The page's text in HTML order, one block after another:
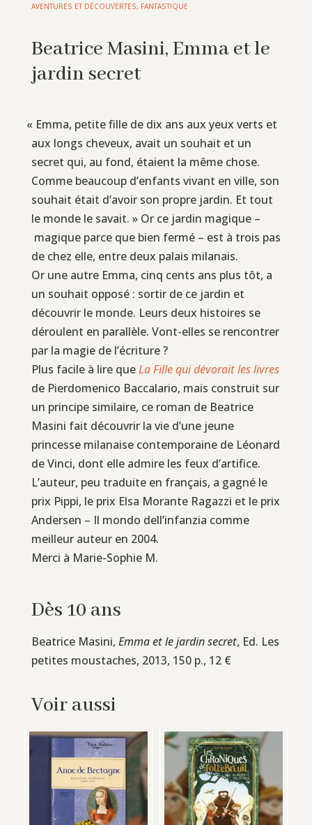
AVENTURES ET DÉCOUVERTES, FANTASTIQUE
Beatrice Masini, Emma et le
jardin secret
« Emma, petite fille de dix ans aux yeux verts et
aux longs cheveux, avait un souhait et un
secret qui, au fond, étaient la même chose.
Comme beaucoup d’enfants vivant en ville, son
souhait était d’avoir son propre jardin. Et tout
le monde le savait. » Or ce jardin magique –
magique parce que bien fermé – est à trois pas
de chez elle, entre deux palais milanais.
Or une autre Emma, cinq cents ans plus tôt, a
un souhait opposé : sortir de ce jardin et
découvrir le monde. Leurs deux histoires se
déroulent en parallèle. Vont-elles se rencontrer
par la magie de l’écriture ?
Plus facile à lire queLa Fille qui dévorait les livres
de Pierdomenico Baccalario, mais construit sur
un principe similaire, ce roman de Beatrice
Masini fait découvrir la vie d’une jeune
princesse milanaise contemporaine de Léonard
de Vinci, dont elle admire les feux d’artifice.
L’auteur, peu traduite en français, a gagné le
prix Pippi, le prix Elsa Morante Ragazzi et le prix
Andersen – Il mondo dell’infanzia comme
meilleur auteur en 2004.
Merci à Marie-Sophie M.
Dès 10 ans
Beatrice Masini, Emma et le jardin secret, Ed. Les
petites moustaches, 2013, 150 p., 12 €
Voir aussi